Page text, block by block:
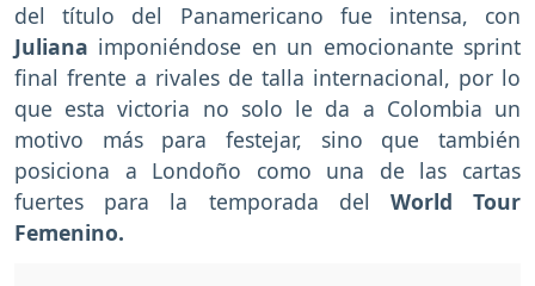
del título del Panamericano fue intensa, con
Juliana imponiéndose en un emocionante sprint
final frente a rivales de talla internacional, por lo
que esta victoria no solo le da a Colombia un
motivo más para festejar, sino que también
posiciona a Londoño como una de las cartas
fuertes para la temporada del World Tour
Femenino.